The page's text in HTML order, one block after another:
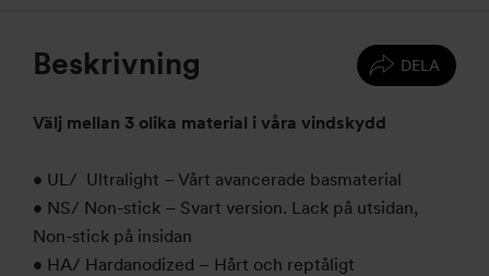
DELA
Beskrivning
Välj mellan 3 olika material i våra vindskydd
• UL/ Ultralight – Vårt avancerade basmaterial
• NS/ Non-stick – Svart version. Lack på utsidan,
Non-stick på insidan
• HA/ Hardanodized – Hårt och reptåligt